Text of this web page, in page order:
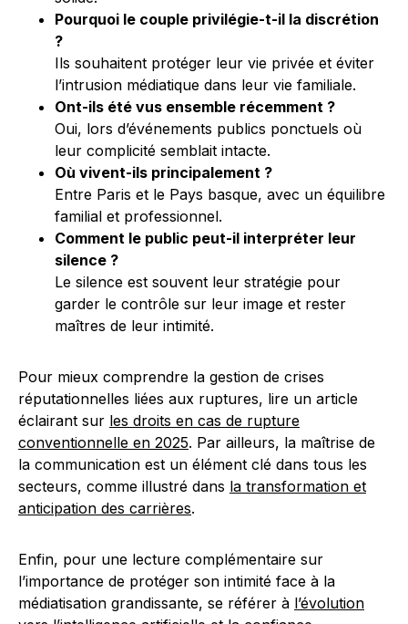
Pourquoi le couple privilégie-t-il la discrétion
?
Ils souhaitent protéger leur vie privée et éviter
l’intrusion médiatique dans leur vie familiale.
Ont-ils été vus ensemble récemment ?
Oui, lors d’événements publics ponctuels où
leur complicité semblait intacte.
Où vivent-ils principalement ?
Entre Paris et le Pays basque, avec un équilibre
familial et professionnel.
Comment le public peut-il interpréter leur
silence ?
Le silence est souvent leur stratégie pour
garder le contrôle sur leur image et rester
maîtres de leur intimité.
Pour mieux comprendre la gestion de crises
réputationnelles liées aux ruptures, lire un article
éclairant sur les droits en cas de rupture
conventionnelle en 2025. Par ailleurs, la maîtrise de
la communication est un élément clé dans tous les
secteurs, comme illustré dans la transformation et
anticipation des carrières.
Enfin, pour une lecture complémentaire sur
l’importance de protéger son intimité face à la
médiatisation grandissante, se référer à l’évolution